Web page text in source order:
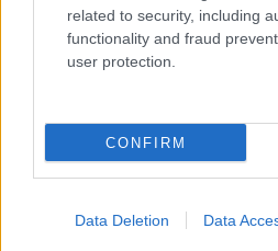
related to security, including
functionality and fraud
user protection.
CONFIRM
Data Deletion Data
Végül, de nem utolsó sorban
legfontosabb adatok
ellenértéküket nincs
megadd a bankszámlád
számlaszámmal és a
Ezennel a végére is értünk az